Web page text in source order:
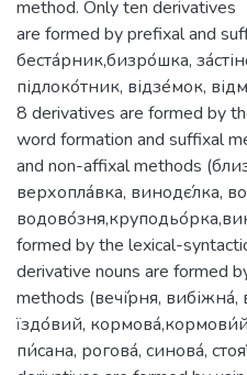
method. Only ten derivatives
are formed by prefixal and
беста́рник,бизро́шка,
підлоко́тник, відзе́мок,
8 derivatives are formed by
word formation and suffixal
and non-affixal methods
верхопла́вка, винодє́лка,
formed by the lexical-
derivative nouns are formed
methods (вечі́рня, вибіжна́,
їздо́вий,
пи́сана, рогова́, синова́,